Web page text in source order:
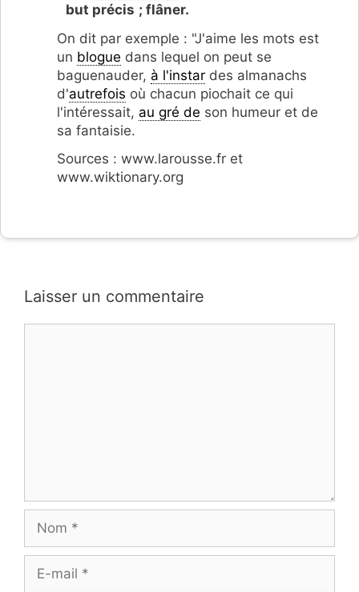
but précis ; flâner.
On dit par exemple : "J'aime les mots est
un blogue dans lequel on peut se
baguenauder, à l'instar des almanachs
d'autrefois où chacun piochait ce qui
l'intéressait, au gré de son humeur et de
sa fantaisie.
Sources : www.larousse.fr et
www.wiktionary.org
Laisser un commentaire
mail